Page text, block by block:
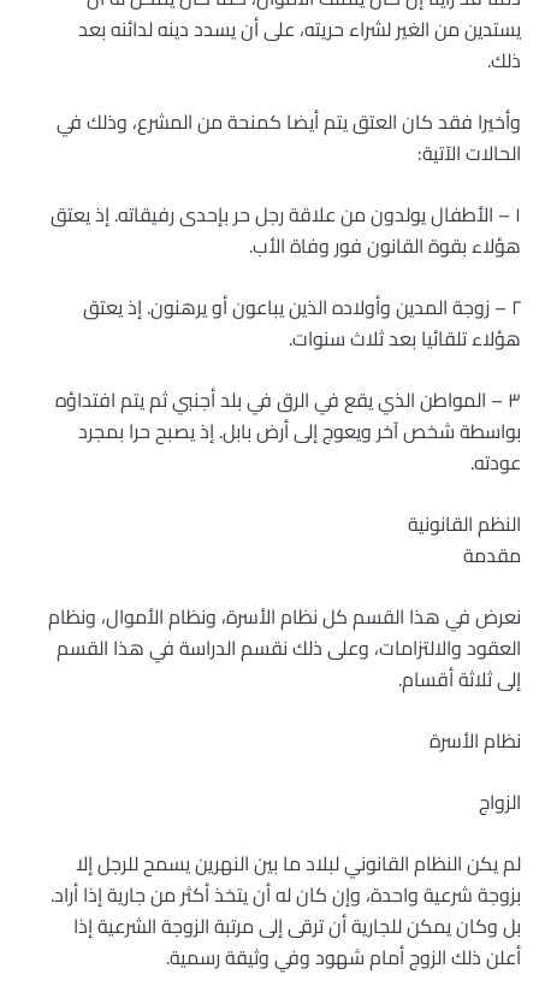
يستدين من الغير لشراء حريته، على أن يسدد دينه لدائنه بعد
ذلك.
وأخيرا فقد كان العتق يتم أيضا كمنحة من المشرع، وذلك في
الحالات الآتية:
١ – الأطفال يولدون من علاقة رجل حر بإحدى رفيقاته. إذ يعتق
هؤلاء بقوة القانون فور وفاة الأب.
٢ – زوجة المدين وأولاده الذين يباعون أو يرهنون. إذ يعتق
هؤلاء تلقائيا بعد ثلاث سنوات.
٣ – المواطن الذي يقع في الرق في بلد أجنبي ثم يتم افتداؤه
بواسطة شخص آخر ويعوج إلى أرض بابل. إذ يصبح حرا بمجرد
عودته.
النظم القانونية
مقدمة
نعرض في هذا القسم كل نظام الأسرة، ونظام الأموال، ونظام
العقود والالتزامات، وعلى ذلك نقسم الدراسة في هذا القسم
إلى ثلاثة أقسام.
نظام الأسرة
الزواج
لم يكن النظام القانوني لبلاد ما بين النهرين يسمح للرجل إلا
بزوجة شرعية واحدة، وإن كان له أن يتخذ أكثر من جارية إذا أراد.
بل وكان يمكن للجارية أن ترقى إلى مرتبة الزوجة الشرعية إذا
أعلن ذلك الزوج أمام شهود وفي وثيقة رسمية.